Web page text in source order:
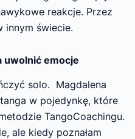
reakcje. Przez
innym świecie.
uwolnić emocje
solo. Magdalena
w pojedynkę, które
TangoCoachingu.
ale kiedy poznałam